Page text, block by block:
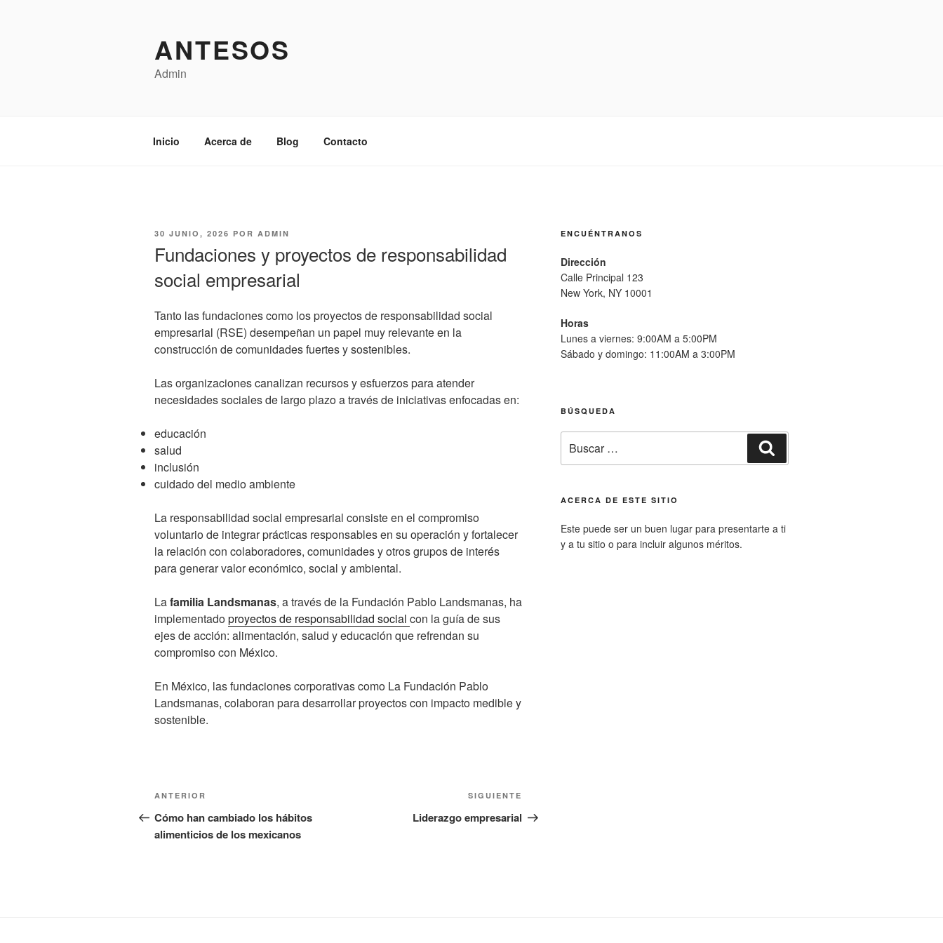
ANTESOS
Admin
Inicio Acerca de Blog Contacto
PUBLICADO
30 JUNIO, 2026 POR ADMIN
Fundaciones y proyectos de responsabilidad
social empresarial
Tanto las fundaciones como los proyectos de responsabilidad social
empresarial (RSE) desempeñan un papel muy relevante en la
construcción de comunidades fuertes y sostenibles.
Las organizaciones canalizan recursos y esfuerzos para atender
necesidades sociales de largo plazo a través de iniciativas enfocadas en:
educación
salud
inclusión
cuidado del medio ambiente
La responsabilidad social empresarial consiste en el compromiso
voluntario de integrar prácticas responsables en su operación y fortalecer
la relación con colaboradores, comunidades y otros grupos de interés
para generar valor económico, social y ambiental.
Lafamilia Landsmanas, a través de la Fundación Pablo Landsmanas, ha
implementadoproyectos de responsabilidad social con la guía de sus
ejes de acción: alimentación, salud y educación que refrendan su
compromiso con México.
En México, las fundaciones corporativas como La Fundación Pablo
Landsmanas, colaboran para desarrollar proyectos con impacto medible y
sostenible.
Navegación
de
entradas
Entrada
anterior:
ANTERIOR
Cómo han cambiado los hábitos
alimenticios de los mexicanos
entrada
SIGUIENTE
Liderazgo empresarial
ENCUÉNTRANOS
Dirección
Calle Principal 123
New York, NY 10001
Horas
Lunes a viernes: 9:00AM a 5:00PM
Sábado y domingo: 11:00AM a 3:00PM
BÚSQUEDA
por:
ACERCA DE ESTE SITIO
Este puede ser un buen lugar para presentarte a ti
y a tu sitio o para incluir algunos méritos.